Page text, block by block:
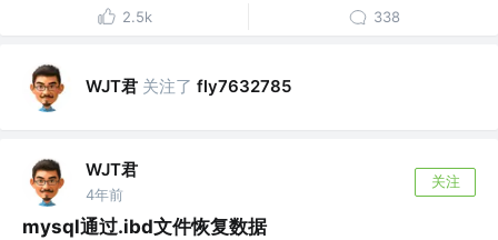
2.5k 338
WJT君 关注了 fly7632785
WJT君
4年前
关注
mysql通过.ibd文件恢复数据